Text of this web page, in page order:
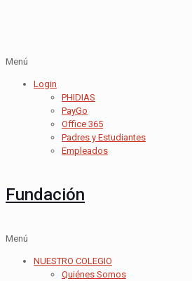
Menú
Login
PHIDIAS
PayGo
Office 365
Padres y Estudiantes
Empleados
Fundación
Menú
NUESTRO COLEGIO
Quiénes Somos